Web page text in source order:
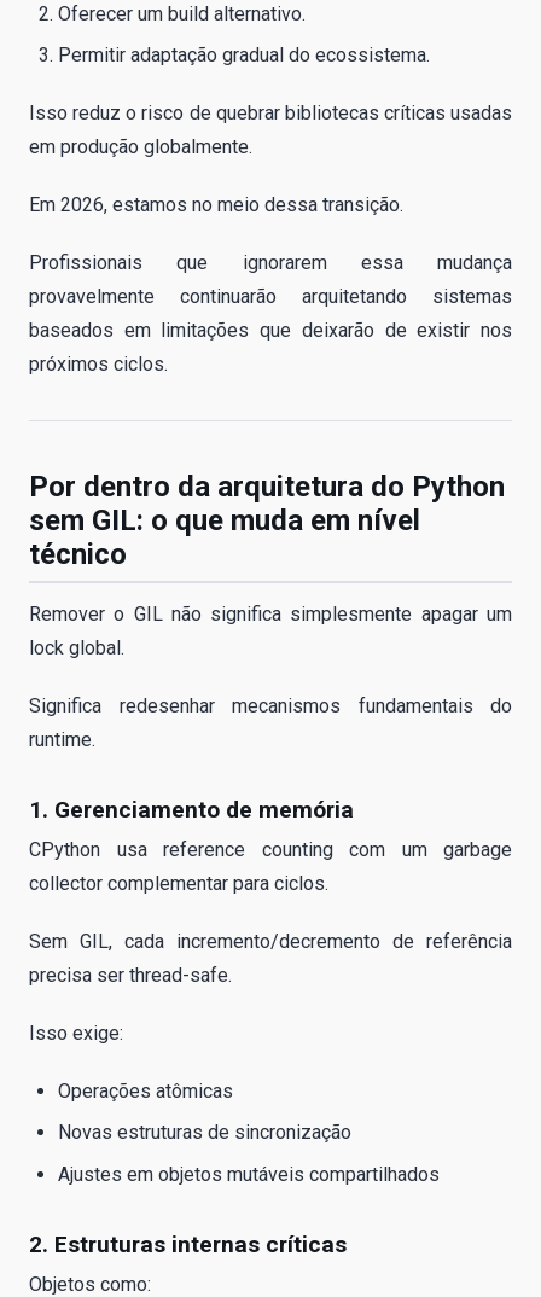
Oferecer um build alternativo.
Permitir adaptação gradual do ecossistema.
Isso reduz o risco de quebrar bibliotecas críticas usadas
em produção globalmente.
Em 2026, estamos no meio dessa transição.
Profissionais que ignorarem essa mudança
provavelmente continuarão arquitetando sistemas
baseados em limitações que deixarão de existir nos
próximos ciclos.
Por dentro da arquitetura do Python
sem GIL: o que muda em nível
técnico
Remover o GIL não significa simplesmente apagar um
lock global.
Significa redesenhar mecanismos fundamentais do
runtime.
1. Gerenciamento de memória
CPython usa reference counting com um garbage
collector complementar para ciclos.
Sem GIL, cada incremento/decremento de referência
precisa ser thread-safe.
Isso exige:
Operações atômicas
Novas estruturas de sincronização
Ajustes em objetos mutáveis compartilhados
2. Estruturas internas críticas
Objetos como: